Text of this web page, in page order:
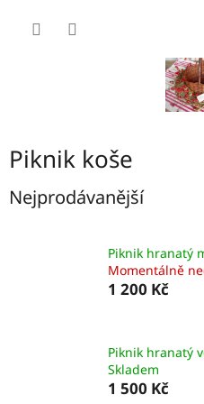
Piknik koše
Nejprodávanější
Piknik hranatý
Momentálně
1 200 Kč
Piknik hranatý
Skladem
1 500 Kč